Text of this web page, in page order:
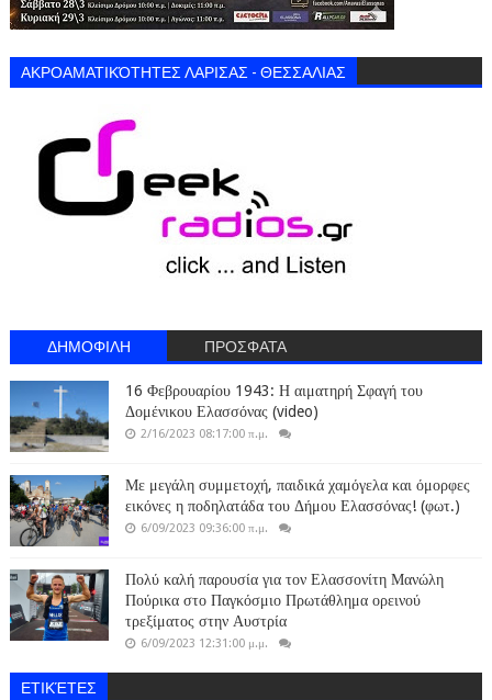
ΑΚΡΟΑΜΑΤΙΚΌΤΗΤΕΣ ΛΑΡΙΣΑΣ - ΘΕΣΣΑΛΙΑΣ
ΔΗΜΟΦΙΛΗ ΠΡΟΣΦΑΤΑ
16 Φεβρουαρίου 1943: Η αιματηρή Σφαγή του
Δομένικου Ελασσόνας (video)
2/16/2023 08:17:00 π.μ.
Με μεγάλη συμμετοχή, παιδικά χαμόγελα και όμορφες
εικόνες η ποδηλατάδα του Δήμου Ελασσόνας! (φωτ.)
6/09/2023 09:36:00 π.μ.
Πολύ καλή παρουσία για τον Ελασσονίτη Μανώλη
Πούρικα στο Παγκόσμιο Πρωτάθλημα ορεινού
τρεξίματος στην Αυστρία
6/09/2023 12:31:00 μ.μ.
ΕΤΙΚΈΤΕΣ